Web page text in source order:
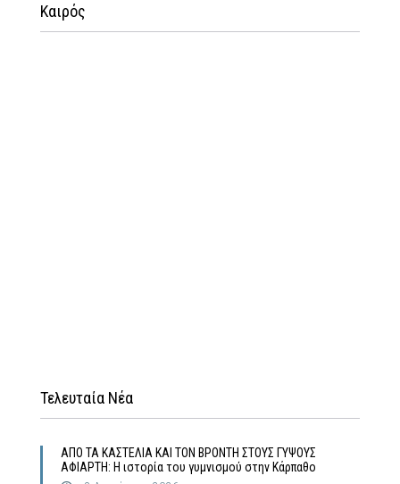
Καιρός
Τελευταία Νέα
ΑΠΟ ΤΑ ΚΑΣΤΕΛΙΑ ΚΑΙ ΤΟΝ ΒΡΟΝΤΗ ΣΤΟΥΣ ΓΥΨΟΥΣ
ΑΦΙΑΡΤΗ: Η ιστορία του γυμνισμού στην Κάρπαθο